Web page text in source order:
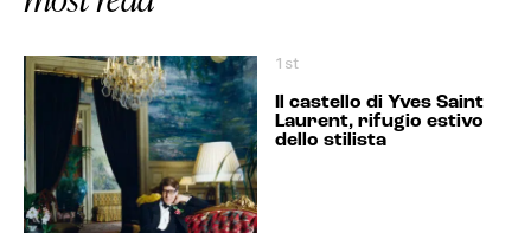
1st
Il castello di Yves Saint
Laurent, rifugio estivo
dello stilista